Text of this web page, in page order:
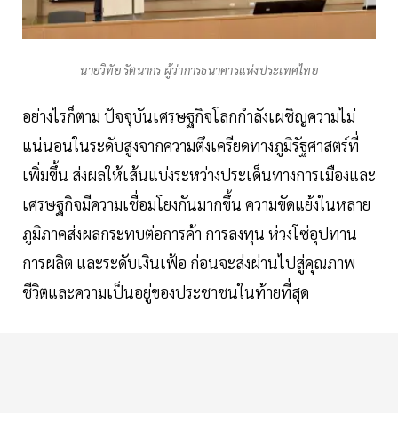
นายวิทัย รัตนากร ผู้ว่าการธนาคารแห่งประเทศไทย
อย่างไรก็ตาม ปัจจุบันเศรษฐกิจโลกกำลังเผชิญความไม่
แน่นอนในระดับสูงจากความตึงเครียดทางภูมิรัฐศาสตร์ที่
เพิ่มขึ้น ส่งผลให้เส้นแบ่งระหว่างประเด็นทางการเมืองและ
เศรษฐกิจมีความเชื่อมโยงกันมากขึ้น ความขัดแย้งในหลาย
ภูมิภาคส่งผลกระทบต่อการค้า การลงทุน ห่วงโซ่อุปทาน
การผลิต และระดับเงินเฟ้อ ก่อนจะส่งผ่านไปสู่คุณภาพ
ชีวิตและความเป็นอยู่ของประชาชนในท้ายที่สุด